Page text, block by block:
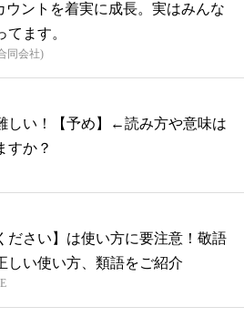
ウントを着実に成長。実はみんな
てます。
同会社)
しい！【予め】←読み方や意味は
すか？
ださい】は使い方に要注意！敬語
しい使い方、類語をご紹介